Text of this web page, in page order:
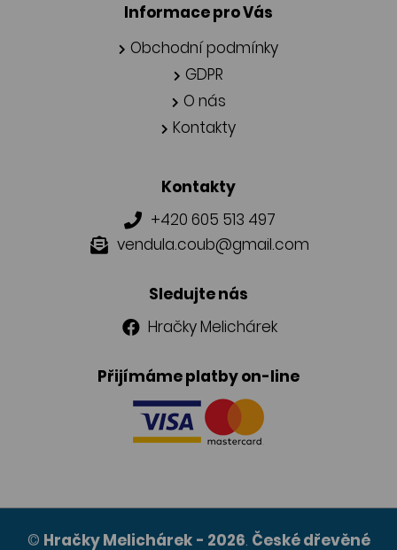
Informace pro Vás
Obchodní podmínky
GDPR
O nás
Kontakty
Kontakty
+420 605 513 497
vendula.coub@gmail.com
Sledujte nás
Hračky Melichárek
Přijímáme platby on-line
© Hračky Melichárek - 2026. České dřevěné